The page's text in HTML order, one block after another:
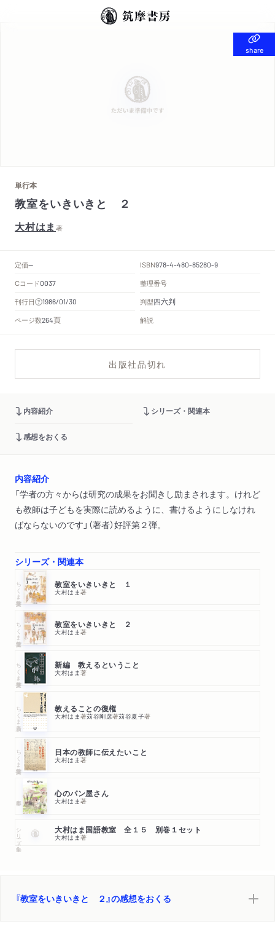
share
share
単行本
教室をいきいきと ２
大村はま著
定価-- ISBN978-4-480-85280-9
Cコード0037
整理番号
刊行日
1986/01/30 判型四六判
ページ数264頁 解説
出版社品切れ
内容紹介 シリーズ・関連本
感想をおくる
内容紹介
「学者の方々からは研究の成果をお聞きし励まされます。けれど
も教師は子どもを実際に読めるように、書けるようにしなけれ
ばならないのです」（著者）好評第２弾。
シリーズ・関連本
ちくま学芸文庫 教室をいきいきと １
大村はま著
ちくま学芸文庫 教室をいきいきと ２
大村はま著
ちくま学芸文庫 新編 教えるということ
大村はま著
ちくま新書 教えることの復権
大村はま著苅谷剛彦著苅谷夏子著
ちくま学芸文庫 日本の教師に伝えたいこと
大村はま著
心のパン屋さん
大村はま著
シリーズ・全集 大村はま国語教室 全１５ 別巻１セット
大村はま著
『教室をいきいきと ２』の感想をおくる